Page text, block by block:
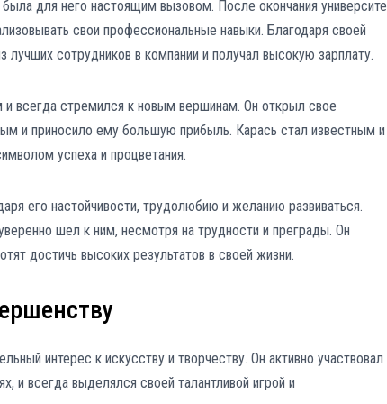
для него настоящим вызовом. После окончания
свои профессиональные навыки. Благодаря своей
лучших сотрудников в компании и получал высокую зарплату.
и всегда стремился к новым вершинам. Он открыл свое
и приносило ему большую прибыль. Карась стал известным и
успеха и процветания.
его настойчивости, трудолюбию и желанию развиваться.
шел к ним, несмотря на трудности и преграды. Он
достичь высоких результатов в своей жизни.
интерес к искусству и творчеству. Он активно участвовал
и всегда выделялся своей талантливой игрой и